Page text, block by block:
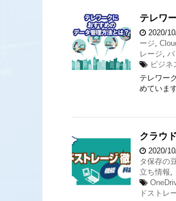
テレワ
2020/
ージ,
レージ,
ビジネ
テレワー
めていま
クラウ
2020/
タ保存の
立ち情報,
ドストレ